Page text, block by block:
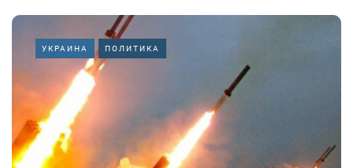
УКРАИНА ПОЛИТИКА